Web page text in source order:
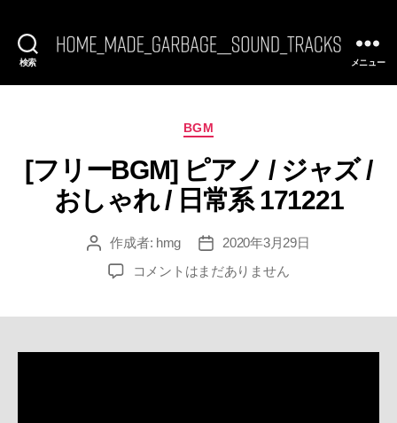
検索
BGM]
SoundTracks
メニュー
カ
ゴ
リ
ー
BGM
[フリーBGM] ピアノ / ジャズ /
おしゃれ / 日常系 171221
投
作成者: hmg
投
稿
日
2020年3月29日
[フ
コメントはまだありません